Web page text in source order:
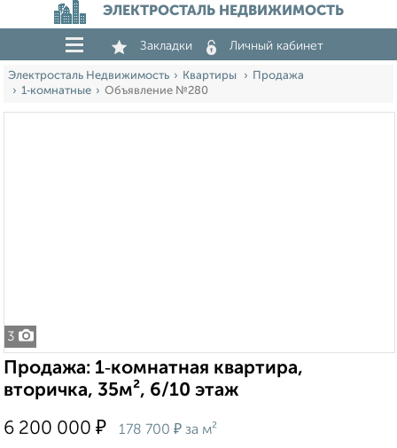
ЭЛЕКТРОСТАЛЬ НЕДВИЖИМОСТЬ
Закладки Личный кабинет
Электросталь Недвижимость Квартиры
Продажа
1‑комнатные
Объявление №280
3
Продажа: 1‑комнатная квартира,
вторичка, 35м², 6/10 этаж
6 200 000 ₽ 178 700 ₽ за м²